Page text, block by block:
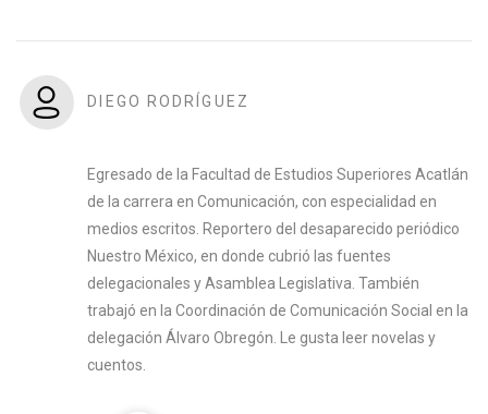
DIEGO RODRÍGUEZ
Egresado de la Facultad de Estudios Superiores Acatlán
de la carrera en Comunicación, con especialidad en
medios escritos. Reportero del desaparecido periódico
Nuestro México, en donde cubrió las fuentes
delegacionales y Asamblea Legislativa. También
trabajó en la Coordinación de Comunicación Social en la
delegación Álvaro Obregón. Le gusta leer novelas y
cuentos.